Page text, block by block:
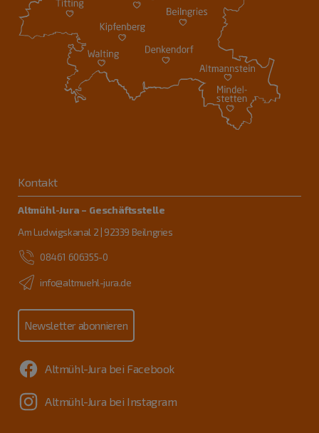
Kontakt
Altmühl-Jura – Geschäftsstelle
Am Ludwigskanal 2 | 92339 Beilngries
08461 606355-0
info@altmuehl-jura.de
Newsletter abonnieren
Altmühl-Jura bei Facebook
Altmühl-Jura bei Instagram